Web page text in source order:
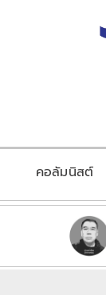
คอลัมนิสต์